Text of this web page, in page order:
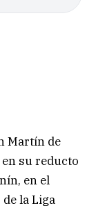
Martín de
su reducto
en el
la Liga